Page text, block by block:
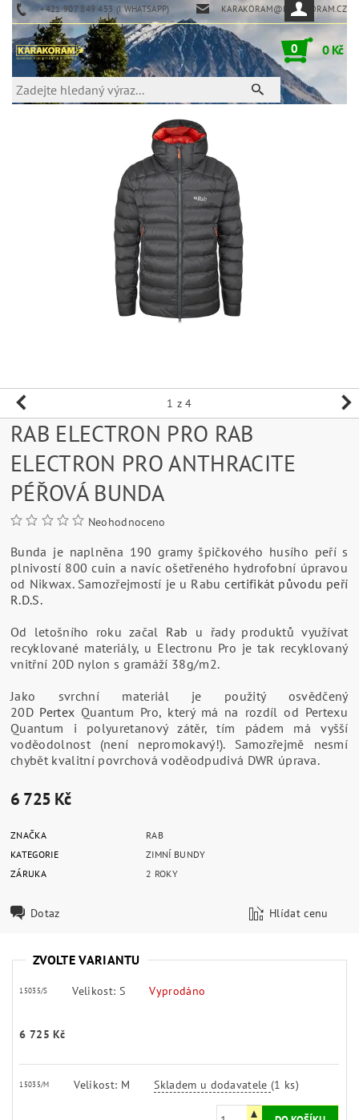
+421 907 849 453 (I WHATSAPP) KARAKORAM@KARAKORAM.CZ
0 0 Kč
1 z 4
RAB ELECTRON PRO RAB
ELECTRON PRO ANTHRACITE
PÉŘOVÁ BUNDA
Neohodnoceno
Bunda je naplněna 190 gramy špičkového husího peří s
plnivostí 800 cuin a navíc ošetřeného hydrofobní úpravou
od Nikwax. Samozřejmostí je u Rabucertifikát původu peří
R.D.S.
Od letošního roku začal
Rab u řady produktů využívat
recyklované materiály, u Electronu Pro je tak recyklovaný
vnitřní 20D nylon s gramáží 38g/m2.
Jako svrchní materiál je použitý osvědčený
20D Pertex Quantum Pro, který má na rozdíl od Pertexu
Quantum i polyuretanový zátěr, tím pádem má vyšší
voděodolnost (není nepromokavý!). Samozřejmě nesmí
chybět kvalitní povrchová voděodpudivá DWR úprava.
6 725 Kč
ZNAČKA
RAB
KATEGORIE
ZIMNÍ BUNDY
ZÁRUKA
2 ROKY
Dotaz Hlídat cenu
ZVOLTE VARIANTU
15035/S Velikost: S Vyprodáno
6 725 Kč
15035/M Velikost: M Skladem u dodavatele(1 ks)